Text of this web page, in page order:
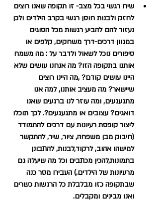
שיח רגשי בכל מצב- זו תקופה שאנו רוצים
לחזק ולבנות חוסן רגשי בקרב הילדים ולכן
נעזור להם להביע רגשות מכל הסוגים
במגוון דרכים-דרך משחקים, קלפים או
סיפורים נוכל לשאול ולדבר על : מה משמח
אותנו בתקופה הזו? מה אנחנו עושים שלא
היינו עושים קודם? ,מה היינו רוצים
שיישאר? מה מעציב אותנו, למה אנו
מתגעגעים, ומה עוזר לנו ברגעים שאנו
דואגים? עצובים או מתגעגעים?. לכך תוכלו
ליצור קופסת רעיונות עם דרכים להתמודד
(חיבוק מבן משפחה, ציור, שיר, להתקשר
למישהו אהוב, לרקוד,לבנות, להתבונן
בתמונות,להכין מכתבים וכל מה שיעלה גם
מרעיונות של הילדים.) העבירו מסר כנה
שבתקופה כזו מבלבלת כל הרגשות כשרים
ואנו מבינים ומקבלים.